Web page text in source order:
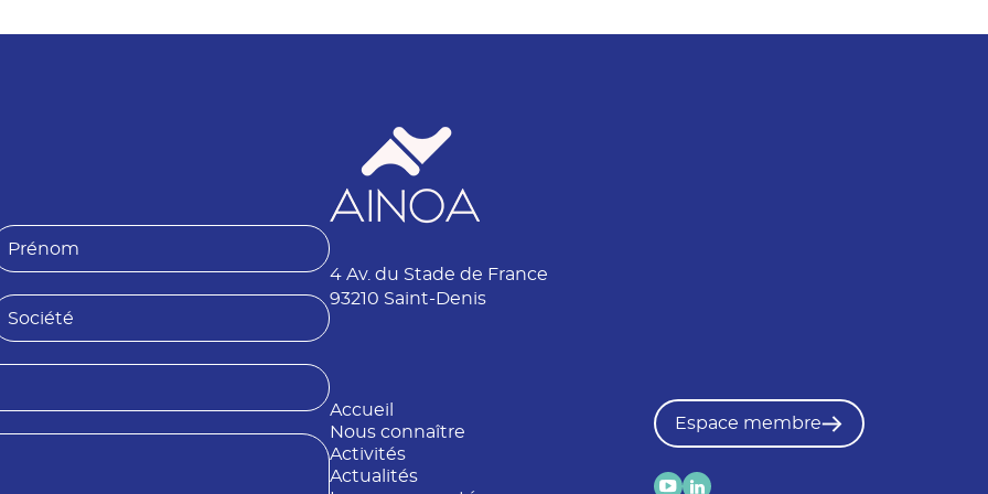
4 Av. du Stade de France
93210 Saint-Denis
Accueil
Nous connaître
Activités
Actualités
Espace membre